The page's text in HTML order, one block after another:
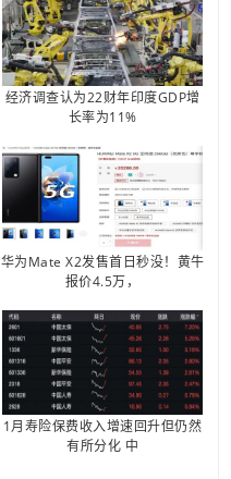
经济调查认为22财年印度GDP增
长率为11%
华为Mate X2发售首日秒没！黄牛
报价4.5万，
1月寿险保费收入增速回升但仍然
有所分化 中